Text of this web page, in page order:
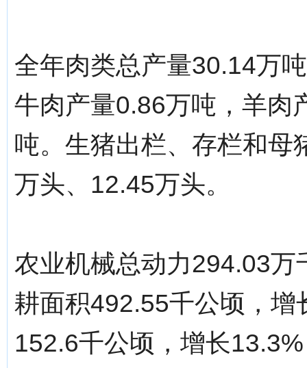
全年肉类总产量30.14万
牛肉产量0.86万吨，羊肉
吨。生猪出栏、存栏和母
万头、12.45万头。
农业机械总动力294.03
耕面积492.55千公顷，
152.6千公顷，增长